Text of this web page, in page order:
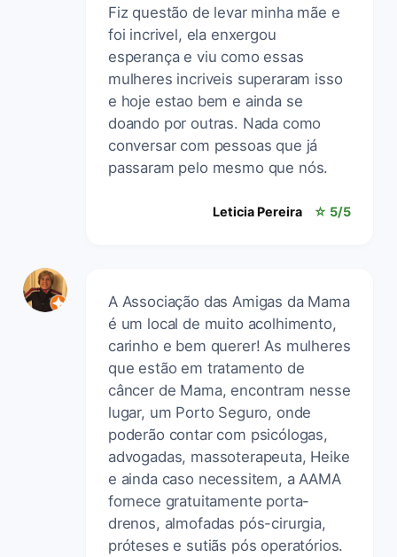
Fiz questão de levar minha mãe e
foi incrivel, ela enxergou
esperança e viu como essas
mulheres incriveis superaram isso
e hoje estao bem e ainda se
doando por outras. Nada como
conversar com pessoas que já
passaram pelo mesmo que nós.
Leticia Pereira ☆ 5/5
A Associação das Amigas da Mama
é um local de muito acolhimento,
carinho e bem querer! As mulheres
que estão em tratamento de
câncer de Mama, encontram nesse
lugar, um Porto Seguro, onde
poderão contar com psicólogas,
advogadas, massoterapeuta, Heike
e ainda caso necessitem, a AAMA
fornece gratuitamente porta-
drenos, almofadas pós-cirurgia,
próteses e sutiãs pós operatórios.